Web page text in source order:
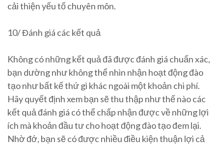
cải thiện yếu tố chuyên môn.
10/ Đánh giá các kết quả
Không có những kết quả đã được đánh giá chuẩn xác,
bạn dường như không thể nhìn nhận hoạt động đào
tạo như bất kế thứ gì khác ngoài một khoản chi phí.
Hãy quyết định xem bạn sẽ thu thập như thế nào các
kết quả đánh giá có thể chấp nhận được về những lợi
ích mà khoản đầu tư cho hoạt động đào tạo đem lại.
Nhờ đớ, bạn sẽ có được nhiều điều kiện thuận lợi cả